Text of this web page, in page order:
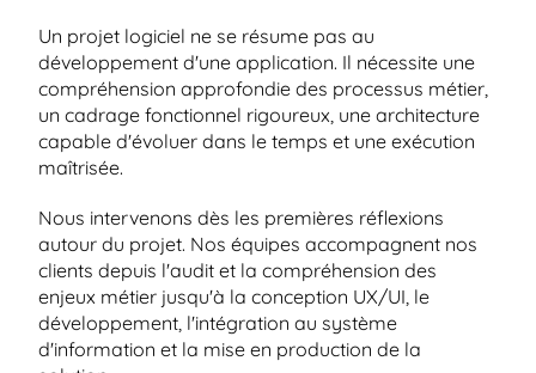
Un projet logiciel ne se résume pas au
développement d'une application. Il nécessite une
compréhension approfondie des processus métier,
un cadrage fonctionnel rigoureux, une architecture
capable d'évoluer dans le temps et une exécution
maîtrisée.
Nous intervenons dès les premières réflexions
autour du projet. Nos équipes accompagnent nos
clients depuis l'audit et la compréhension des
enjeux métier jusqu'à la conception UX/UI, le
développement, l'intégration au système
d'information et la mise en production de la